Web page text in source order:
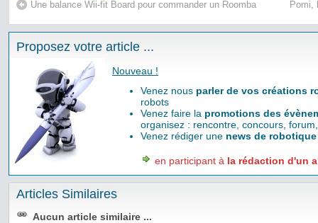
Une balance Wii-fit Board pour commander un Roomba Pomi,
Proposez votre article ...
Nouveau !
Venez nous parler de vos créations
robots
Venez faire la promotions des
organisez : rencontre, concours,
Venez rédiger une news de robotique
en participant à la rédaction d'un
Articles Similaires
Aucun article similaire ...